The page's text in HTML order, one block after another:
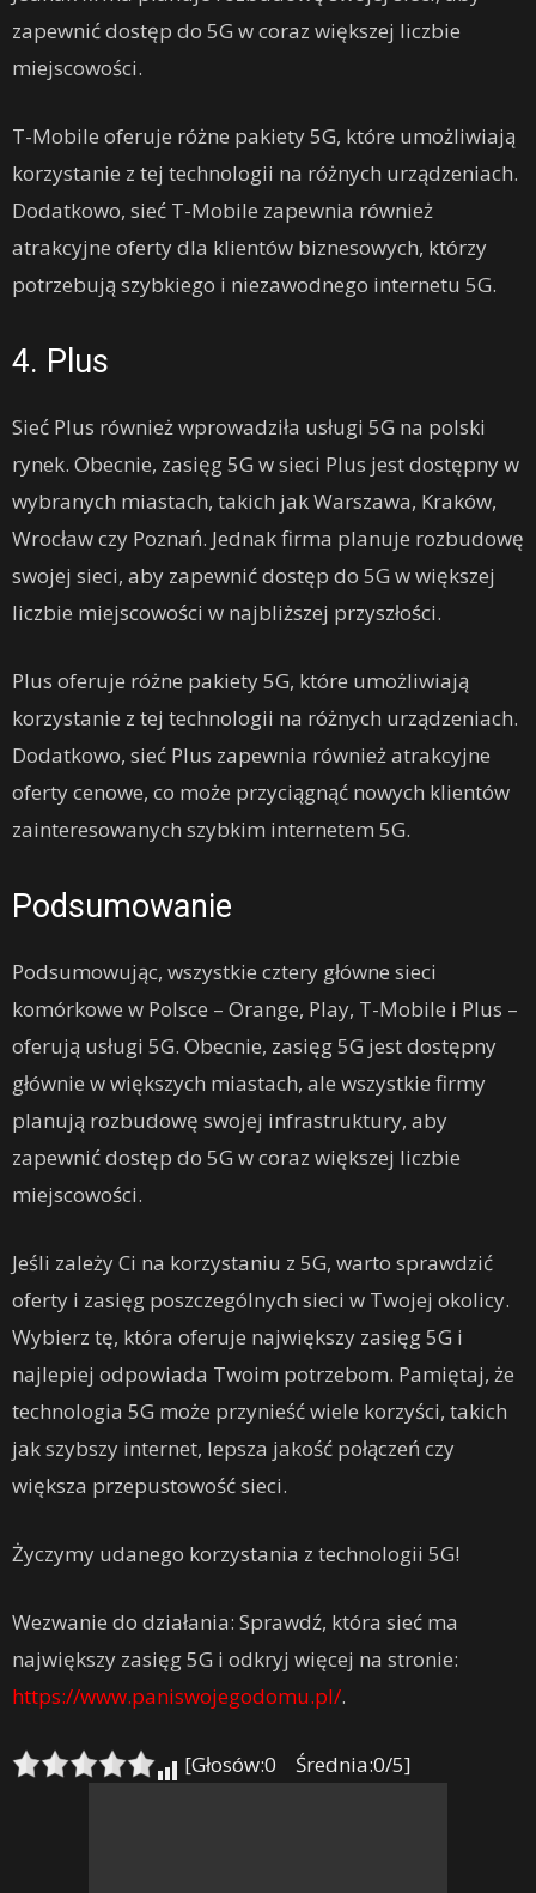
zapewnić dostęp do 5G w coraz większej liczbie
miejscowości.
T-Mobile oferuje różne pakiety 5G, które umożliwiają
korzystanie z tej technologii na różnych urządzeniach.
Dodatkowo, sieć T-Mobile zapewnia również
atrakcyjne oferty dla klientów biznesowych, którzy
potrzebują szybkiego i niezawodnego internetu 5G.
4. Plus
Sieć Plus również wprowadziła usługi 5G na polski
rynek. Obecnie, zasięg 5G w sieci Plus jest dostępny w
wybranych miastach, takich jak Warszawa, Kraków,
Wrocław czy Poznań. Jednak firma planuje rozbudowę
swojej sieci, aby zapewnić dostęp do 5G w większej
liczbie miejscowości w najbliższej przyszłości.
Plus oferuje różne pakiety 5G, które umożliwiają
korzystanie z tej technologii na różnych urządzeniach.
Dodatkowo, sieć Plus zapewnia również atrakcyjne
oferty cenowe, co może przyciągnąć nowych klientów
zainteresowanych szybkim internetem 5G.
Podsumowanie
Podsumowując, wszystkie cztery główne sieci
komórkowe w Polsce – Orange, Play, T-Mobile i Plus –
oferują usługi 5G. Obecnie, zasięg 5G jest dostępny
głównie w większych miastach, ale wszystkie firmy
planują rozbudowę swojej infrastruktury, aby
zapewnić dostęp do 5G w coraz większej liczbie
miejscowości.
Jeśli zależy Ci na korzystaniu z 5G, warto sprawdzić
oferty i zasięg poszczególnych sieci w Twojej okolicy.
Wybierz tę, która oferuje największy zasięg 5G i
najlepiej odpowiada Twoim potrzebom. Pamiętaj, że
technologia 5G może przynieść wiele korzyści, takich
jak szybszy internet, lepsza jakość połączeń czy
większa przepustowość sieci.
Życzymy udanego korzystania z technologii 5G!
Wezwanie do działania: Sprawdź, która sieć ma
największy zasięg 5G i odkryj więcej na stronie:
https://www.paniswojegodomu.pl/.
[Głosów:0 Średnia:0/5]